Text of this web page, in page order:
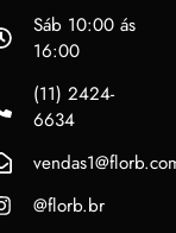
Sáb 10:00 ás
16:00
(11) 2424-
6634
@florb.br